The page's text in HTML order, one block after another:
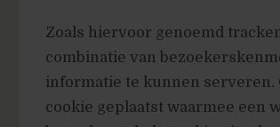
Zoals hiervoor genoemd
combinatie van
informatie te kunnen serveren.
cookie geplaatst waarmee een